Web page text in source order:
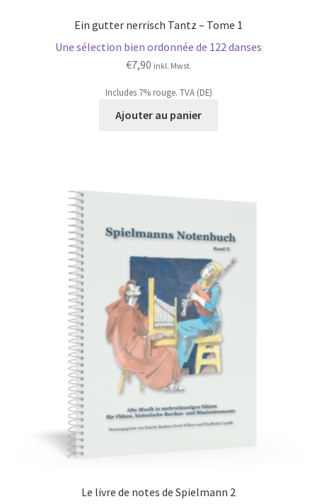
Ein gutter nerrisch Tantz – Tome 1
Une sélection bien ordonnée de 122 danses
€7,90 inkl. Mwst.
Includes 7% rouge. TVA (DE)
Ajouter au panier
Le livre de notes de Spielmann 2